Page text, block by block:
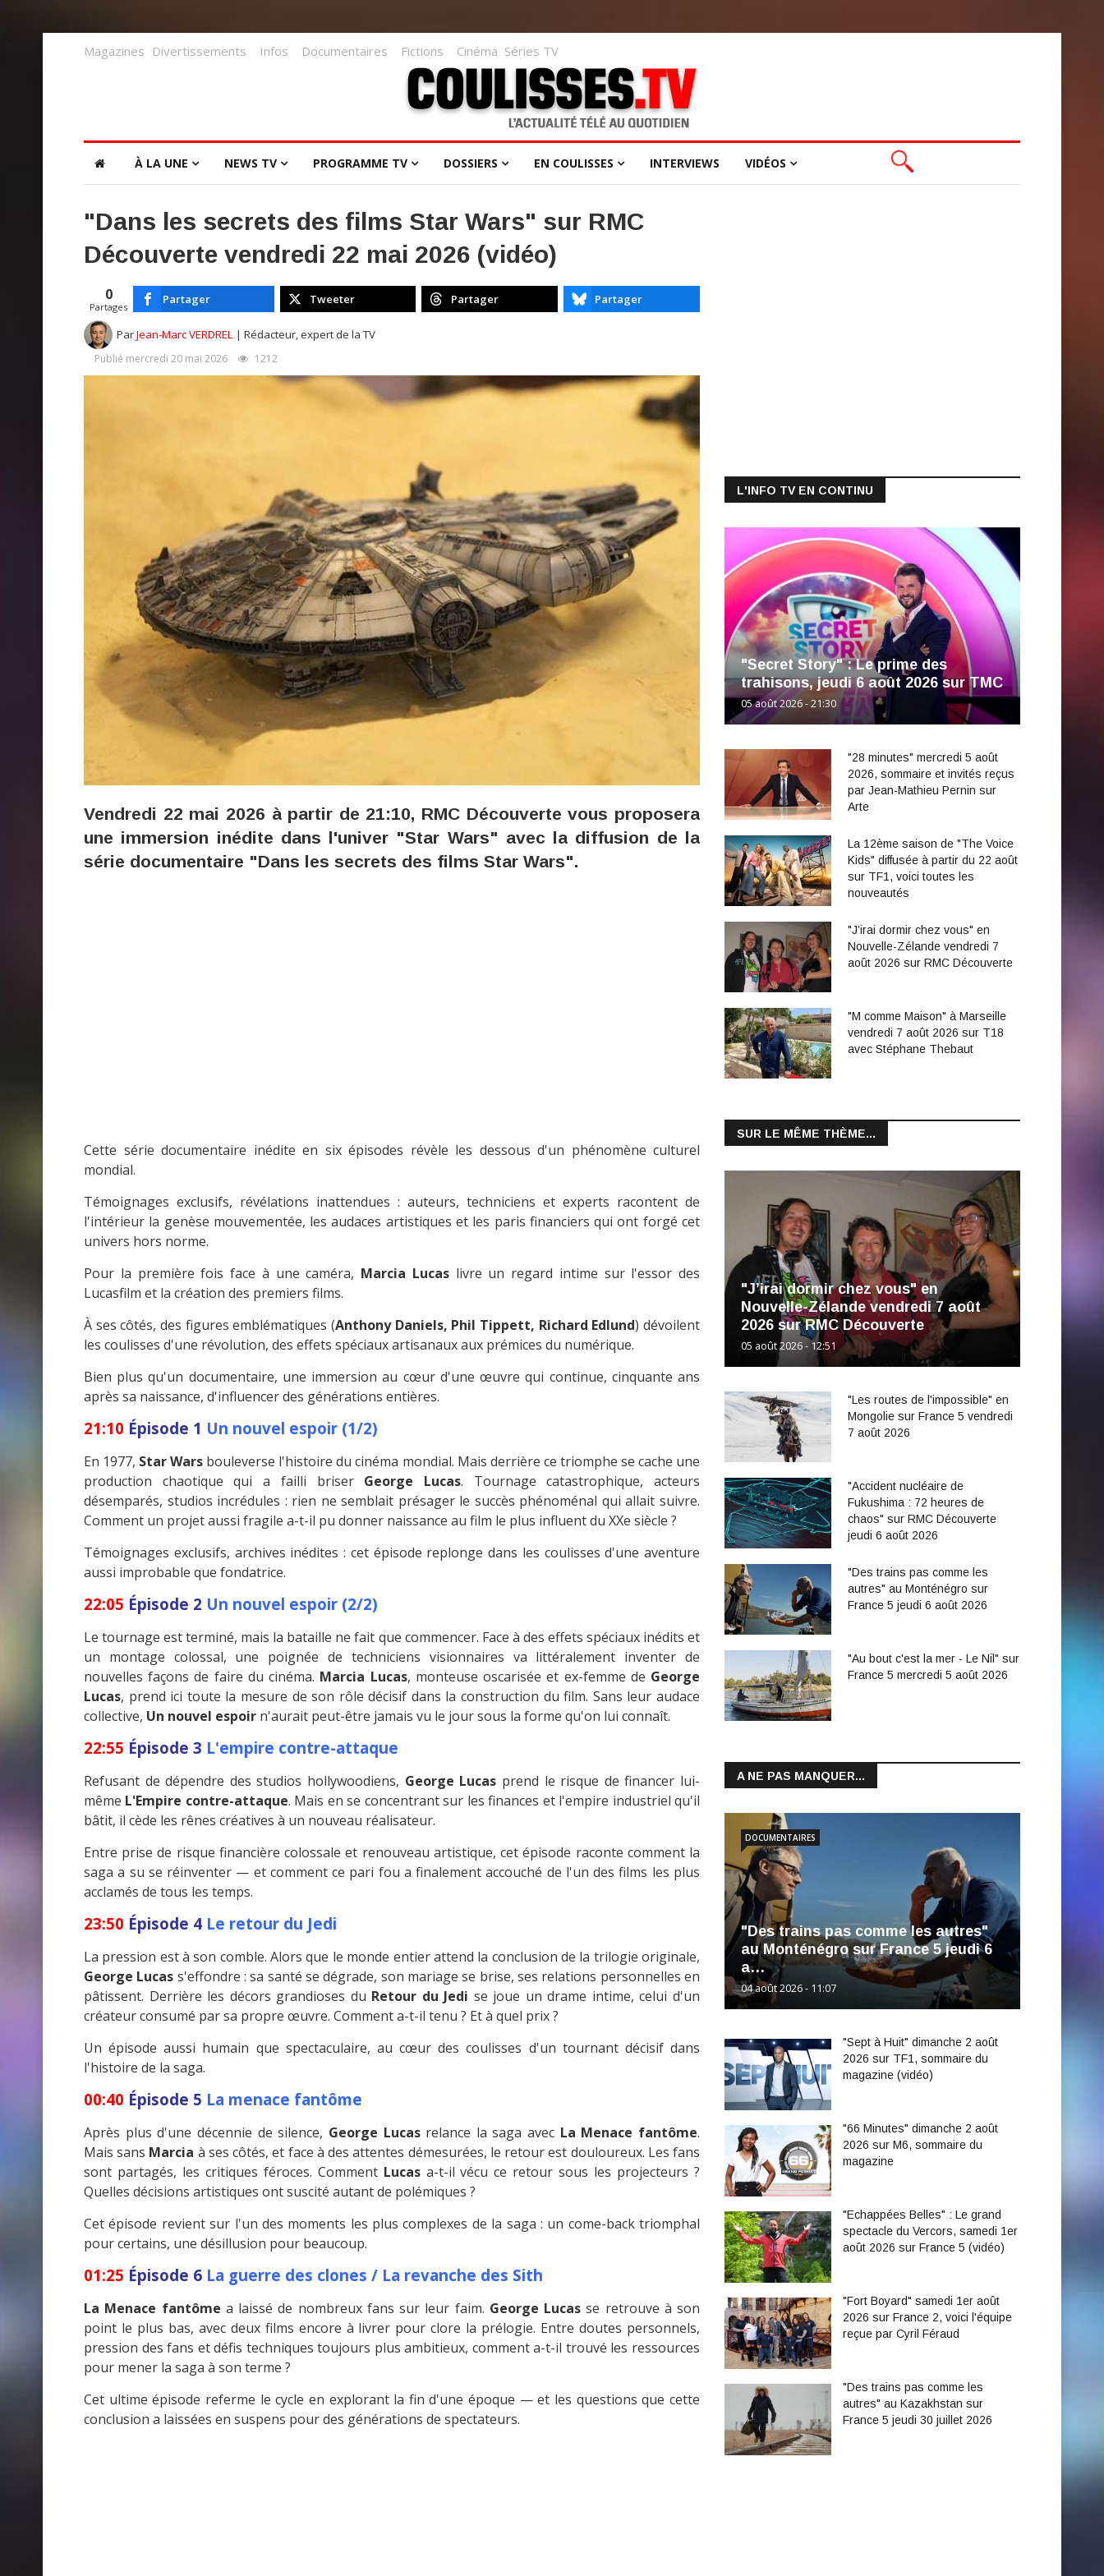
Magazines Divertissements Infos Documentaires Fictions Cinéma Séries TV
À LA UNE NEWS TV PROGRAMME TV DOSSIERS EN COULISSES INTERVIEWS VIDÉOS
"Dans les secrets des films Star Wars" sur RMC
Découverte vendredi 22 mai 2026 (vidéo)
0
Partages
Partager Tweeter Partager Partager
ParJean-Marc VERDREL | Rédacteur, expert de la TV
Publié mercredi 20 mai 2026 1212
Vendredi 22 mai 2026 à partir de 21:10, RMC Découverte vous proposera
une immersion inédite dans l'univer "Star Wars" avec la diffusion de la
série documentaire "Dans les secrets des films Star Wars".
Cette série documentaire inédite en six épisodes révèle les dessous d'un phénomène culturel
mondial.
Témoignages exclusifs, révélations inattendues : auteurs, techniciens et experts racontent de
l'intérieur la genèse mouvementée, les audaces artistiques et les paris financiers qui ont forgé cet
univers hors norme.
Pour la première fois face à une caméra, Marcia Lucaslivre un regard intime sur l'essor des
Lucasfilm et la création des premiers films.
À ses côtés, des figures emblématiques (Anthony Daniels, Phil Tippett, Richard Edlund) dévoilent
les coulisses d'une révolution, des effets spéciaux artisanaux aux prémices du numérique.
Bien plus qu'un documentaire, une immersion au cœur d'une œuvre qui continue, cinquante ans
après sa naissance, d'influencer des générations entières.
21:10 Épisode 1 Un nouvel espoir (1/2)
En 1977, Star Wars bouleverse l'histoire du cinéma mondial. Mais derrière ce triomphe se cache une
production chaotique qui a failli briser George Lucas. Tournage catastrophique, acteurs
désemparés, studios incrédules : rien ne semblait présager le succès phénoménal qui allait suivre.
Comment un projet aussi fragile a-t-il pu donner naissance au film le plus influent du XXe siècle ?
Témoignages exclusifs, archives inédites : cet épisode replonge dans les coulisses d'une aventure
aussi improbable que fondatrice.
22:05 Épisode 2 Un nouvel espoir (2/2)
Le tournage est terminé, mais la bataille ne fait que commencer. Face à des effets spéciaux inédits et
un montage colossal, une poignée de techniciens visionnaires va littéralement inventer de
nouvelles façons de faire du cinéma. Marcia Lucas, monteuse oscarisée et ex-femme de George
Lucas, prend ici toute la mesure de son rôle décisif dans la construction du film. Sans leur audace
collective, Un nouvel espoir n'aurait peut-être jamais vu le jour sous la forme qu'on lui connaît.
22:55 Épisode 3 L'empire contre-attaque
Refusant de dépendre des studios hollywoodiens, George Lucas prend le risque de financer lui-
même L'Empire contre-attaque. Mais en se concentrant sur les finances et l'empire industriel qu'il
bâtit, il cède les rênes créatives à un nouveau réalisateur.
Entre prise de risque financière colossale et renouveau artistique, cet épisode raconte comment la
saga a su se réinventer — et comment ce pari fou a finalement accouché de l'un des films les plus
acclamés de tous les temps.
23:50 Épisode 4 Le retour du Jedi
La pression est à son comble. Alors que le monde entier attend la conclusion de la trilogie originale,
George Lucas s'effondre : sa santé se dégrade, son mariage se brise, ses relations personnelles en
pâtissent. Derrière les décors grandioses du Retour du Jedi se joue un drame intime, celui d'un
créateur consumé par sa propre œuvre. Comment a-t-il tenu ? Et à quel prix ?
Un épisode aussi humain que spectaculaire, au cœur des coulisses d'un tournant décisif dans
l'histoire de la saga.
00:40 Épisode 5 La menace fantôme
Après plus d'une décennie de silence, George Lucasrelance la saga avec La Menace fantôme.
Mais sans Marcia à ses côtés, et face à des attentes démesurées, le retour est douloureux. Les fans
sont partagés, les critiques féroces. Comment Lucasa-t-il vécu ce retour sous les projecteurs ?
Quelles décisions artistiques ont suscité autant de polémiques ?
Cet épisode revient sur l'un des moments les plus complexes de la saga : un come-back triomphal
pour certains, une désillusion pour beaucoup.
01:25 Épisode 6 La guerre des clones / La revanche des Sith
La Menace fantôme a laissé de nombreux fans sur leur faim. George Lucas se retrouve à son
point le plus bas, avec deux films encore à livrer pour clore la prélogie. Entre doutes personnels,
pression des fans et défis techniques toujours plus ambitieux, comment a-t-il trouvé les ressources
pour mener la saga à son terme ?
Cet ultime épisode referme le cycle en explorant la fin d'une époque — et les questions que cette
conclusion a laissées en suspens pour des générations de spectateurs.
L'INFO TV EN CONTINU
"Secret Story" : Le prime des
trahisons, jeudi 6 août 2026 sur TMC
05 août 2026 - 21:30
"28 minutes" mercredi 5 août
2026, sommaire et invités reçus
par Jean-Mathieu Pernin sur
Arte
La 12ème saison de "The Voice
Kids" diffusée à partir du 22 août
sur TF1, voici toutes les
nouveautés
"J’irai dormir chez vous" en
Nouvelle-Zélande vendredi 7
août 2026 sur RMC Découverte
"M comme Maison" à Marseille
vendredi 7 août 2026 sur T18
avec Stéphane Thebaut
SUR LE MÊME THÈME...
"J’irai dormir chez vous" en
Nouvelle-Zélande vendredi 7 août
2026 sur RMC Découverte
05 août 2026 - 12:51
"Les routes de l'impossible" en
Mongolie sur France 5 vendredi
7 août 2026
"Accident nucléaire de
Fukushima : 72 heures de
chaos" sur RMC Découverte
jeudi 6 août 2026
"Des trains pas comme les
autres" au Monténégro sur
France 5 jeudi 6 août 2026
"Au bout c'est la mer - Le Nil" sur
France 5 mercredi 5 août 2026
A NE PAS MANQUER...
"Des trains pas comme les autres"
au Monténégro sur France 5 jeudi 6
a…
04 août 2026 - 11:07
DOCUMENTAIRES
"Sept à Huit" dimanche 2 août
2026 sur TF1, sommaire du
magazine (vidéo)
"66 Minutes" dimanche 2 août
2026 sur M6, sommaire du
magazine
"Echappées Belles" : Le grand
spectacle du Vercors, samedi 1er
août 2026 sur France 5 (vidéo)
"Fort Boyard" samedi 1er août
2026 sur France 2, voici l'équipe
reçue par Cyril Féraud
"Des trains pas comme les
autres" au Kazakhstan sur
France 5 jeudi 30 juillet 2026